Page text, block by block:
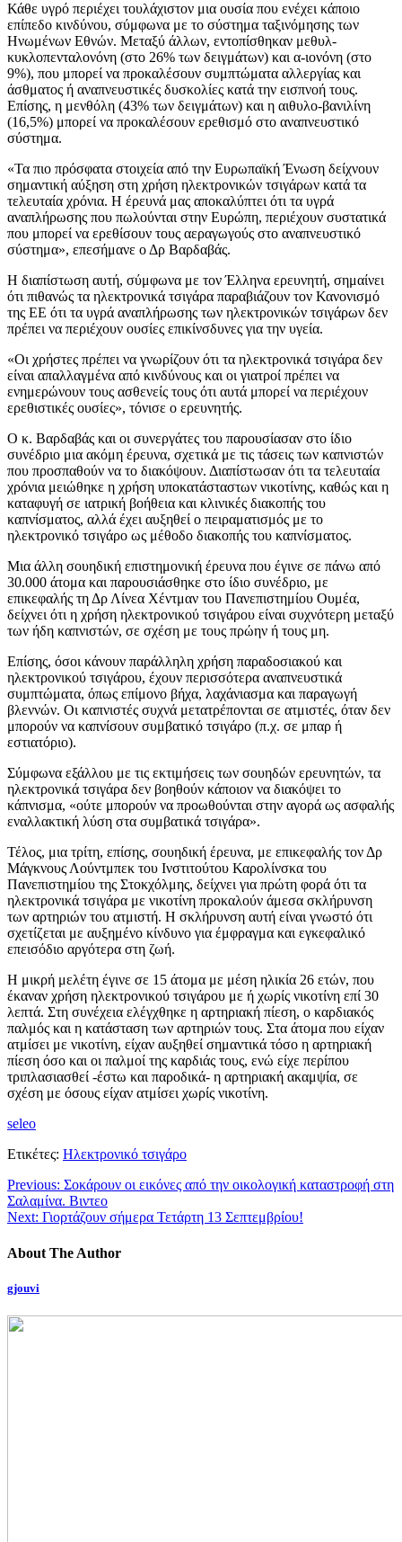
Κάθε υγρό περιέχει τουλάχιστον μια ουσία που ενέχει κάποιο
επίπεδο κινδύνου, σύμφωνα με το σύστημα ταξινόμησης των
Ηνωμένων Εθνών. Μεταξύ άλλων, εντοπίσθηκαν μεθυλ-
κυκλοπενταλονόνη (στο 26% των δειγμάτων) και α-ιονόνη (στο
9%), που μπορεί να προκαλέσουν συμπτώματα αλλεργίας και
άσθματος ή αναπνευστικές δυσκολίες κατά την εισπνοή τους.
Επίσης, η μενθόλη (43% των δειγμάτων) και η αιθυλο-βανιλίνη
(16,5%) μπορεί να προκαλέσουν ερεθισμό στο αναπνευστικό
σύστημα.
«Τα πιο πρόσφατα στοιχεία από την Ευρωπαϊκή Ένωση δείχνουν
σημαντική αύξηση στη χρήση ηλεκτρονικών τσιγάρων κατά τα
τελευταία χρόνια. Η έρευνά μας αποκαλύπτει ότι τα υγρά
αναπλήρωσης που πωλούνται στην Ευρώπη, περιέχουν συστατικά
που μπορεί να ερεθίσουν τους αεραγωγούς στο αναπνευστικό
σύστημα», επεσήμανε ο Δρ Βαρδαβάς.
Η διαπίστωση αυτή, σύμφωνα με τον Έλληνα ερευνητή, σημαίνει
ότι πιθανώς τα ηλεκτρονικά τσιγάρα παραβιάζουν τον Κανονισμό
της ΕΕ ότι τα υγρά αναπλήρωσης των ηλεκτρονικών τσιγάρων δεν
πρέπει να περιέχουν ουσίες επικίνσδυνες για την υγεία.
«Οι χρήστες πρέπει να γνωρίζουν ότι τα ηλεκτρονικά τσιγάρα δεν
είναι απαλλαγμένα από κινδύνους και οι γιατροί πρέπει να
ενημερώνουν τους ασθενείς τους ότι αυτά μπορεί να περιέχουν
ερεθιστικές ουσίες», τόνισε ο ερευνητής.
Ο κ. Βαρδαβάς και οι συνεργάτες του παρουσίασαν στο ίδιο
συνέδριο μια ακόμη έρευνα, σχετικά με τις τάσεις των καπνιστών
που προσπαθούν να το διακόψουν. Διαπίστωσαν ότι τα τελευταία
χρόνια μειώθηκε η χρήση υποκατάσταστων νικοτίνης, καθώς και η
καταφυγή σε ιατρική βοήθεια και κλινικές διακοπής του
καπνίσματος, αλλά έχει αυξηθεί ο πειραματισμός με το
ηλεκτρονικό τσιγάρο ως μέθοδο διακοπής του καπνίσματος.
Μια άλλη σουηδική επιστημονική έρευνα που έγινε σε πάνω από
30.000 άτομα και παρουσιάσθηκε στο ίδιο συνέδριο, με
επικεφαλής τη Δρ Λίνεα Χέντμαν του Πανεπιστημίου Ουμέα,
δείχνει ότι η χρήση ηλεκτρονικού τσιγάρου είναι συχνότερη μεταξύ
των ήδη καπνιστών, σε σχέση με τους πρώην ή τους μη.
Επίσης, όσοι κάνουν παράλληλη χρήση παραδοσιακού και
ηλεκτρονικού τσιγάρου, έχουν περισσότερα αναπνευστικά
συμπτώματα, όπως επίμονο βήχα, λαχάνιασμα και παραγωγή
βλεννών. Οι καπνιστές συχνά μετατρέπονται σε ατμιστές, όταν δεν
μπορούν να καπνίσουν συμβατικό τσιγάρο (π.χ. σε μπαρ ή
εστιατόριο).
Σύμφωνα εξάλλου με τις εκτιμήσεις των σουηδών ερευνητών, τα
ηλεκτρονικά τσιγάρα δεν βοηθούν κάποιον να διακόψει το
κάπνισμα, «ούτε μπορούν να προωθούνται στην αγορά ως ασφαλής
εναλλακτική λύση στα συμβατικά τσιγάρα».
Τέλος, μια τρίτη, επίσης, σουηδική έρευνα, με επικεφαλής τον Δρ
Μάγκνους Λούντμπεκ του Ινστιτούτου Καρολίνσκα του
Πανεπιστημίου της Στοκχόλμης, δείχνει για πρώτη φορά ότι τα
ηλεκτρονικά τσιγάρα με νικοτίνη προκαλούν άμεσα σκλήρυνση
των αρτηριών του ατμιστή. Η σκλήρυνση αυτή είναι γνωστό ότι
σχετίζεται με αυξημένο κίνδυνο για έμφραγμα και εγκεφαλικό
επεισόδιο αργότερα στη ζωή.
Η μικρή μελέτη έγινε σε 15 άτομα με μέση ηλικία 26 ετών, που
έκαναν χρήση ηλεκτρονικού τσιγάρου με ή χωρίς νικοτίνη επί 30
λεπτά. Στη συνέχεια ελέγχθηκε η αρτηριακή πίεση, ο καρδιακός
παλμός και η κατάσταση των αρτηριών τους. Στα άτομα που είχαν
ατμίσει με νικοτίνη, είχαν αυξηθεί σημαντικά τόσο η αρτηριακή
πίεση όσο και οι παλμοί της καρδιάς τους, ενώ είχε περίπου
τριπλασιασθεί -έστω και παροδικά- η αρτηριακή ακαμψία, σε
σχέση με όσους είχαν ατμίσει χωρίς νικοτίνη.
seleo
Ετικέτες: Ηλεκτρονικό τσιγάρο
Previous: Σοκάρουν οι εικόνες από την οικολογική καταστροφή στη
Σαλαμίνα. Βιντεο
Next: Γιορτάζουν σήμερα Τετάρτη 13 Σεπτεμβρίου!
About The Author
gjouvi